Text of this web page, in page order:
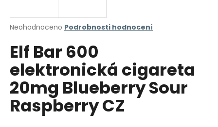
Průměrné
produktu
je
z
5
hvězdiček.
Neohodnoceno Podrobnosti hodnocení
Elf Bar 600
elektronická cigareta
20mg Blueberry Sour
Raspberry CZ
j
t
?
HLEDAT